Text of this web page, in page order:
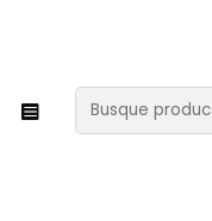
XMAS SALE
Lentes y
Lentes de Sol